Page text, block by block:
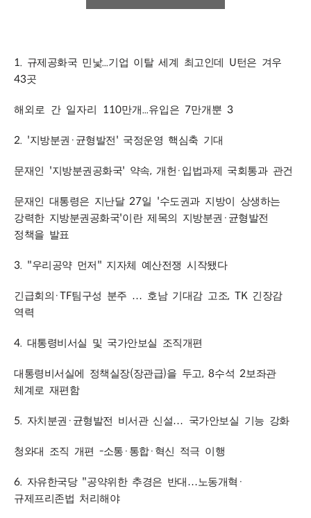
1. 규제공화국 민낯...기업 이탈 세계 최고인데 U턴은 겨우
43곳
해외로 간 일자리 110만개 ...유입은 7만개뿐 3
2. '지방분권 · 균형발전 ' 국정운영 핵심축 기대
문재인 '지방분권공화국' 약속, 개헌 · 입법과제 국회통과 관건
문재인 대통령은 지난달 27일 '수도권과 지방이 상생하는
강력한 지방분권공화국'이란 제목의 지방분권 · 균형발전
정책을 발표
3. "우리공약 먼저 " 지자체 예산전쟁 시작됐다
긴급회의 ·TF팀구성 분주 … 호남 기대감 고조, TK 긴장감
역력
4. 대통령비서실 및 국가안보실 조직개편
대통령비서실에 정책실장(장관급)을 두고, 8수석 2보좌관
체계로 재편함
5. 자치분권 · 균형발전 비서관 신설… 국가안보실 기능 강화
청와대 조직 개편 -소통 · 통합· 혁신 적극 이행
6. 자유한국당 "공약위한 추경은 반대 …노동개혁 ·
규제프리존법 처리해야